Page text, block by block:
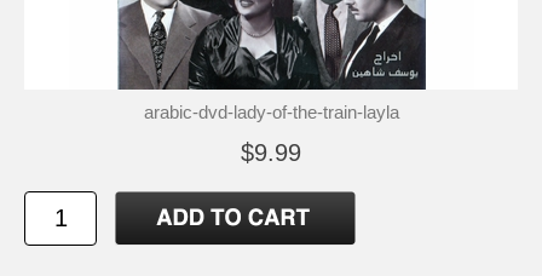
arabic-dvd-lady-of-the-train-layla
$9.99